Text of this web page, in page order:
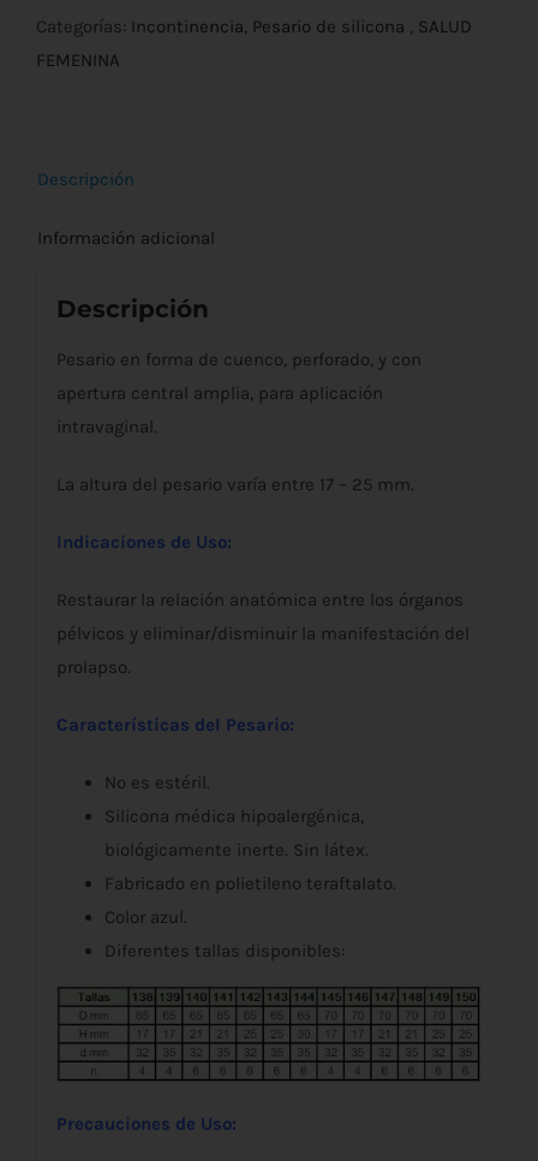
cantidad
Categorías: Incontinencia, Pesario de silicona , SALUD
FEMENINA
Descripción
Información adicional
Descripción
Pesario en forma de cuenco, perforado, y con
apertura central amplia, para aplicación
intravaginal.
La altura del pesario varía entre 17 – 25 mm.
Indicaciones de Uso:
Restaurar la relación anatómica entre los órganos
pélvicos y eliminar/disminuir la manifestación del
prolapso.
Características del Pesario:
No es estéril.
Silicona médica hipoalergénica,
biológicamente inerte. Sin látex.
Fabricado en polietileno teraftalato.
Color azul.
Diferentes tallas disponibles:
Precauciones de Uso: